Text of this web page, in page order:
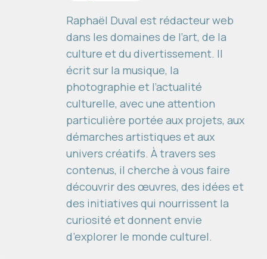
Raphaël Duval est rédacteur web
dans les domaines de l’art, de la
culture et du divertissement. Il
écrit sur la musique, la
photographie et l’actualité
culturelle, avec une attention
particulière portée aux projets, aux
démarches artistiques et aux
univers créatifs. À travers ses
contenus, il cherche à vous faire
découvrir des œuvres, des idées et
des initiatives qui nourrissent la
curiosité et donnent envie
d’explorer le monde culturel.